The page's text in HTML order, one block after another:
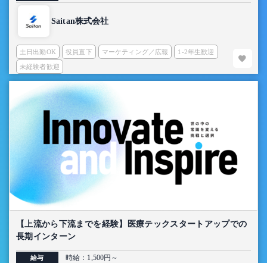
Saitan株式会社
土日出勤OK 役員直下 マーケティング／広報 1-2年生歓迎
未経験者歓迎
【上流から下流までを経験】医療テックスタートアップでの
長期インターン
給与 時給：1,500円～